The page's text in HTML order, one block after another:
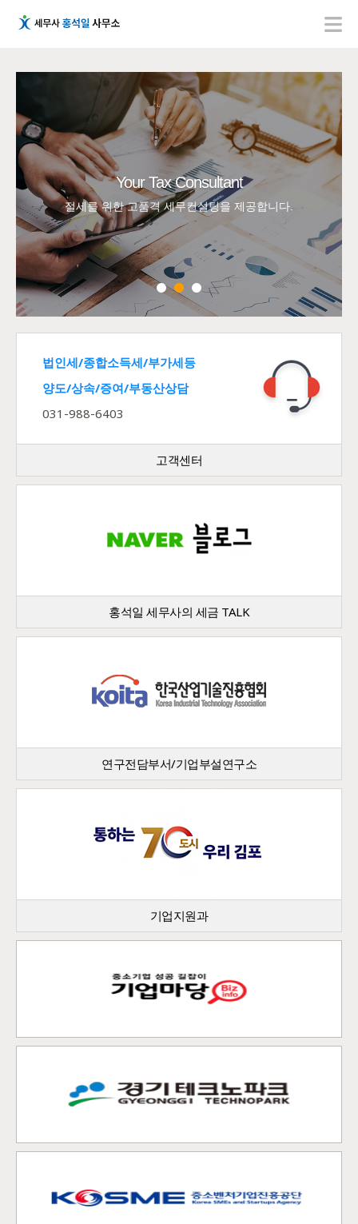
Your TaxConsultant
절세를 위한 고품격 세무컨설팅을 제공합니다.
법인세/종합소득세/부가세등
양도/상속/증여/부동산상담
031-988-6403
고객센터
홍석일 세무사의 세금 TALK
연구전담부서/기업부설연구소
기업지원과